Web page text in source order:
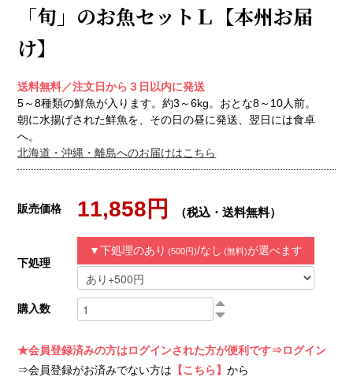
「旬」のお魚セットＬ【本州お届
け】
送料無料／注文日から３日以内に発送
5～8種類の鮮魚が入ります。約3～6kg。おとな8～10人前。
朝に水揚げされた鮮魚を、その日の昼に発送、翌日には食卓
へ。
北海道・沖縄・離島へのお届けはこちら
販売価格 11,858円 （税込・送料無料）
下処理
▼下処理のあり (500円)/なし (無料)が選べます
購入数
★会員登録済みの方はログインされた方が便利です⇒ログイン
⇒会員登録がお済みでない方は 【こちら】から